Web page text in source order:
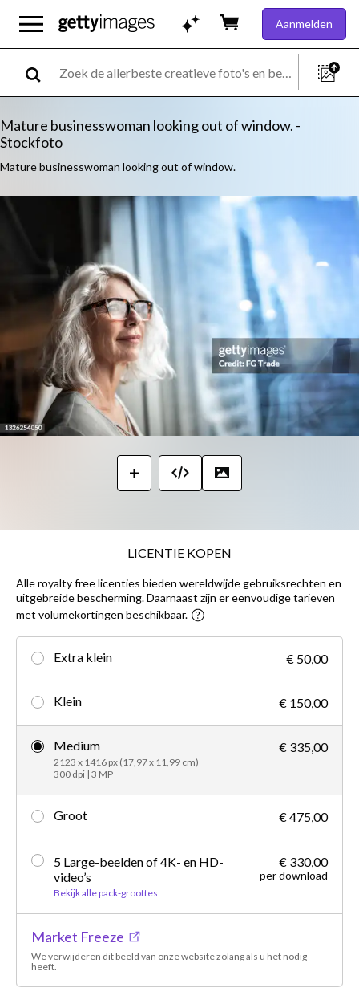
Aanmelden
Mature businesswoman looking out of window. -
Stockfoto
Mature businesswoman looking out of window.
LICENTIE KOPEN
Alle royalty free licenties bieden wereldwijde gebruiksrechten en
uitgebreide bescherming. Daarnaast zijn er eenvoudige tarieven
met volumekortingen beschikbaar.
Extra klein € 50,00
Klein € 150,00
Medium
2123 x 1416 px (17,97 x 11,99 cm)
300 dpi | 3 MP
€ 335,00
Groot € 475,00
5 Large-beelden of 4K- en HD-
video’s
Bekijk alle pack-groottes
€ 330,00
per download
Market Freeze
We verwijderen dit beeld van onze website zolang als u het nodig
heeft.